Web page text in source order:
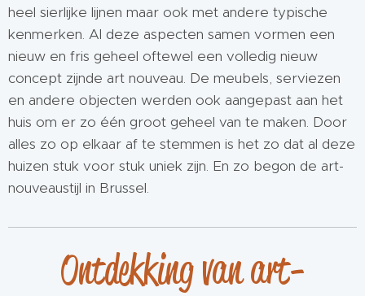
heel sierlijke lijnen maar ook met andere typische
kenmerken. Al deze aspecten samen vormen een
nieuw en fris geheel oftewel een volledig nieuw
concept zijnde art nouveau. De meubels, serviezen
en andere objecten werden ook aangepast aan het
huis om er zo één groot geheel van te maken. Door
alles zo op elkaar af te stemmen is het zo dat al deze
huizen stuk voor stuk uniek zijn. En zo begon de art-
nouveaustijl in Brussel.
Ontdekking van art-